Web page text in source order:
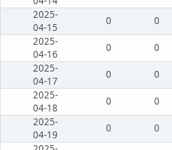
2025-
04-15
0 0
2025-
04-16
0 0
2025-
04-17
0 0
2025-
04-18
0 0
2025-
04-19
0 0